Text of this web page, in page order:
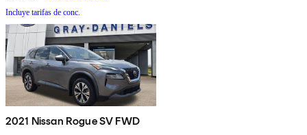
Incluye tarifas de conc.
2021 Nissan Rogue SV FWD